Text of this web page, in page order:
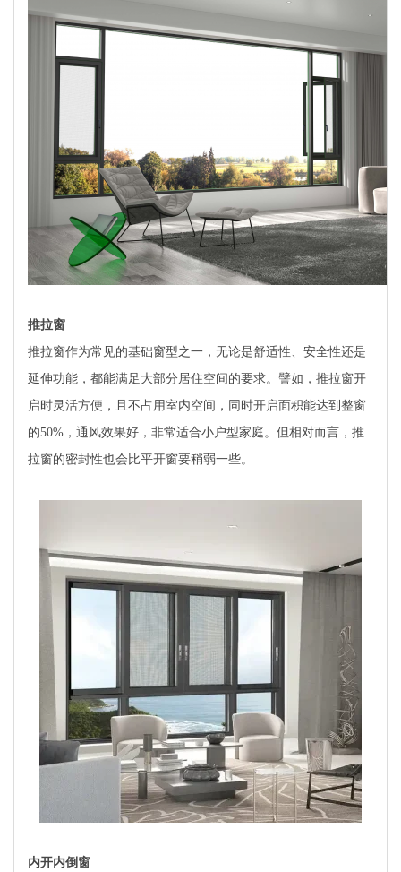
推拉窗
推拉窗作为常见的基础窗型之一，无论是舒适性、安全性还是
延伸功能，都能满足大部分居住空间的要求。譬如，推拉窗开
启时灵活方便，且不占用室内空间，同时开启面积能达到整窗
的50%，通风效果好，非常适合小户型家庭。但相对而言，推
拉窗的密封性也会比平开窗要稍弱一些。
内开内倒窗